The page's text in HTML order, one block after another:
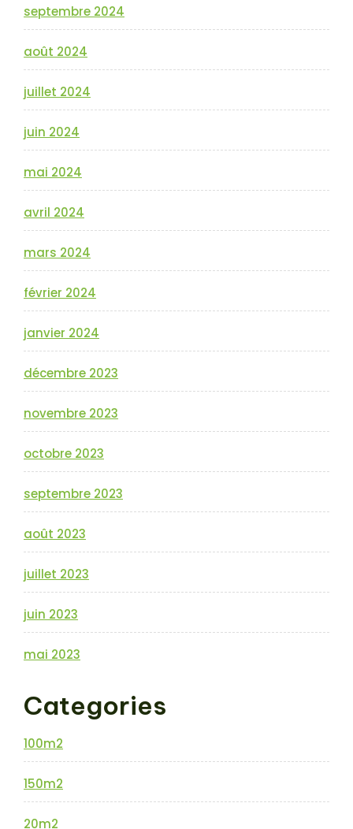
septembre 2024
août 2024
juillet 2024
juin 2024
mai 2024
avril 2024
mars 2024
février 2024
janvier 2024
décembre 2023
novembre 2023
octobre 2023
septembre 2023
août 2023
juillet 2023
juin 2023
mai 2023
Categories
100m2
150m2
20m2